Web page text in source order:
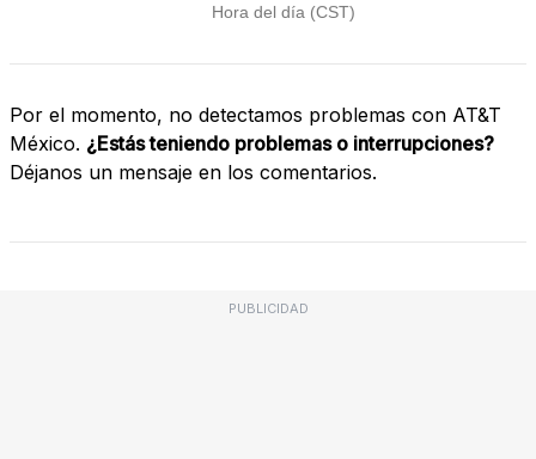
Por el momento, no detectamos problemas con AT&T
México. ¿Estás teniendo problemas o interrupciones?
Déjanos un mensaje en los comentarios.
PUBLICIDAD